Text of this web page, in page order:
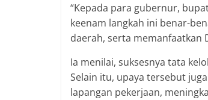
“Kepada para gubernur,
keenam langkah ini benar-
daerah, serta memanfaatkan
Ia menilai, suksesnya tata
Selain itu, upaya tersebut
lapangan pekerjaan,